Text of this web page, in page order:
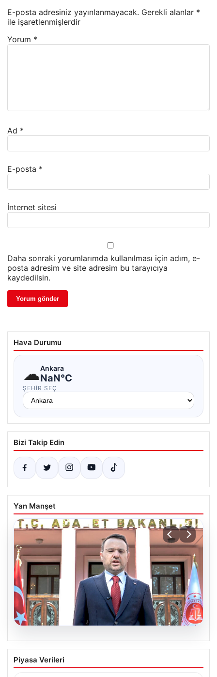
E-posta adresiniz yayınlanmayacak. Gerekli alanlar *
ile işaretlenmişlerdir
Yorum *
Ad *
E-posta *
İnternet sitesi
Daha sonraki yorumlarımda kullanılması için adım, e-
posta adresim ve site adresim bu tarayıcıya
kaydedilsin.
Hava Durumu
☁Ankara
NaN°C
ŞEHIR SEÇ
Bizi Takip Edin
Yan Manşet
Bakan Gürlek’ten Çerçeve Yasa
Açıklaması: “Tüm İşlemler Hukuk
Piyasa Verileri